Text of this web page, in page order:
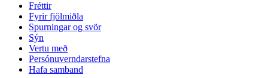
Fréttir
Fyrir fjölmiðla
Spurningar og svör
Sýn
Vertu með
Persónuverndarstefna
Hafa samband